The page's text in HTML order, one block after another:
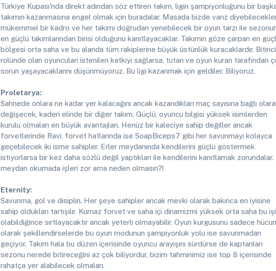
Türkiye Kupası'nda direkt adından söz ettiren takım, ligin şampiyonluğunu bir
takımın kazanmasına engel olmak için buradalar. Masada bizde varız
mükemmel bir kadro ve her takımı doğrudan yenebilecek bir oyun tarzı ile
en güçlü takımlarından birisi olduğunu kanıtlayacaklar. Takımın göze çarpan en
bölgesi orta saha ve bu alanda tüm rakiplerine büyük üstünlük kuracaklardır. Bitirici
rolünde olan oyuncuları istenilen katkıyı sağlarsa, tutan ve oyun kuran tarafından
sorun yaşayacaklarını düşünmüyoruz. Bu ligi kazanmak için geldiler. Biliyoruz.
Proletarya:
Sahnede onlara ne kadar yer kalacağını ancak kazandıkları maç sayısına bağlı
değişecek, kaderi elinde bir diğer takım. Güçlü, oyuncu bilgisi yüksek isimlerden
kurulu olmaları en büyük avantajları. Henüz bir kaleciye sahip değiller ancak
forvetlerinde Ravi, forvet hatlarında ise SoapBiceps7 gibi her savunmayı kolayca
geçebilecek iki isme sahipler. Erler meydanında kendilerini güçlü göstermek
istiyorlarsa bir kez daha sözlü değil yaptıkları ile kendilerini kanıtlamak zorundalar.
meydan okumada işleri zor ama neden olmasın?!
Eternity:
Savunma, gol ve disiplin. Her şeye sahipler ancak mevki olarak bakınca en iyisine
sahip oldukları tartışılır. Kurnaz forvet ve saha içi dinamizmi yüksek orta saha bu işi
olabildiğince sırtlayacaktır ancak yeterli olmayabilir. Oyun kurgusunu sadece
olarak şekillendirselerde bu oyun modunun şampiyonluk yolu ise savunmadan
geçiyor. Takım hala bu düzen içerisinde oyuncu arayışını sürdürse de kaptanları
sezonu nerede bitireceğini az çok biliyordur, bizim tahminimiz ise top 8 içerisinde
rahatça yer alabilecek olmaları.